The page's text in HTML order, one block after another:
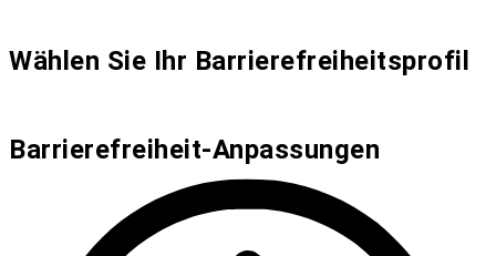
Barrierefreiheit-Anpassungen
Wählen Sie Ihr Barrierefreiheitsprofil